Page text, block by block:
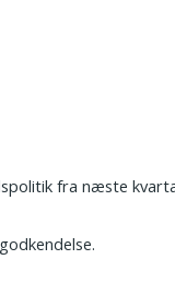
fra næste